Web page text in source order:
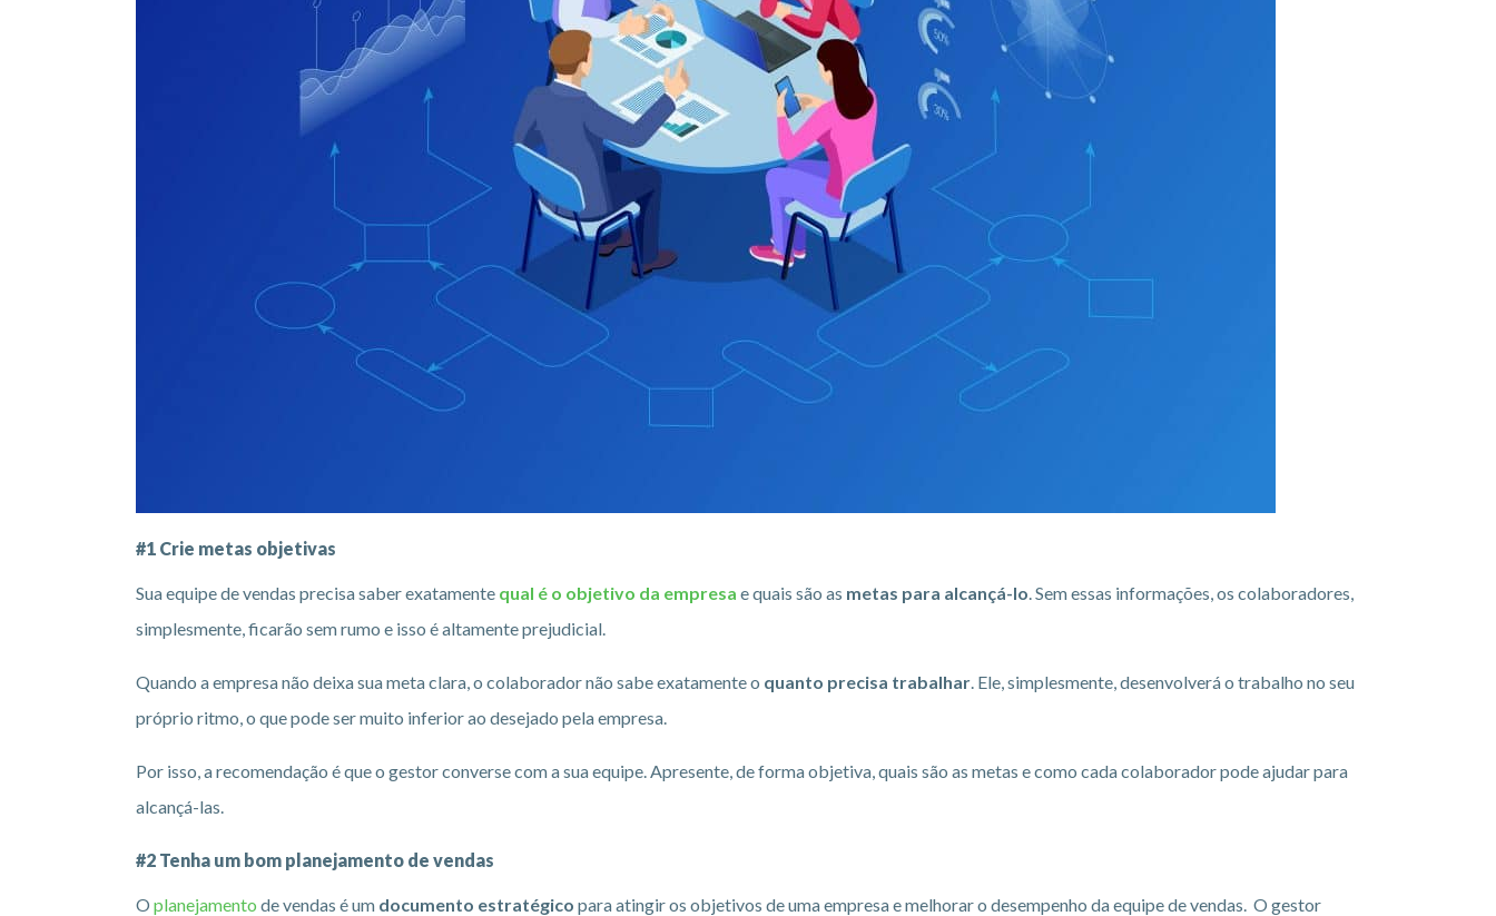
#1 Crie metas objetivas
Sua equipe de vendas precisa saber exatamente qual é o objetivo da empresa e quais são as metas para alcançá-lo. Sem essas informações, os colaboradores,
simplesmente, ficarão sem rumo e isso é altamente prejudicial.
Quando a empresa não deixa sua meta clara, o colaborador não sabe exatamente o quanto precisa trabalhar. Ele, simplesmente, desenvolverá o trabalho no seu
próprio ritmo, o que pode ser muito inferior ao desejado pela empresa.
Por isso, a recomendação é que o gestor converse com a sua equipe. Apresente, de forma objetiva, quais são as metas e como cada colaborador pode ajudar para
alcançá-las.
#2 Tenha um bom planejamento de vendas
O planejamento de vendas é um documento estratégico para atingir os objetivos de uma empresa e melhorar o desempenho da equipe de vendas. O gestor